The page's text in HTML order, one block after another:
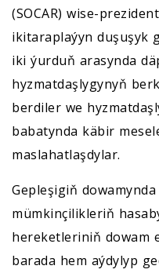
(SOCAR) wise-
ikitaraplaýyn duşuşyk
iki ýurduň arasynda
hyzmatdaşlygynyň
berdiler we
babatynda käbir
maslahatlaşdylar.
Gepleşigiň
mümkinçilikleriň
hereketleriniň dowam
barada hem aýdylyp